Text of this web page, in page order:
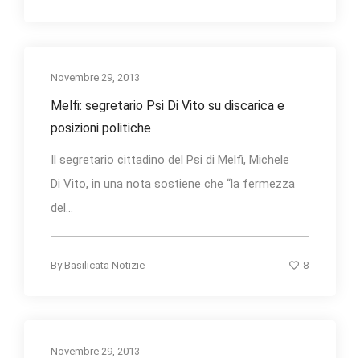
Novembre 29, 2013
Melfi: segretario Psi Di Vito su discarica e
posizioni politiche
Il segretario cittadino del Psi di Melfi, Michele
Di Vito, in una nota sostiene che “la fermezza
del...
By Basilicata Notizie 8
Novembre 29, 2013